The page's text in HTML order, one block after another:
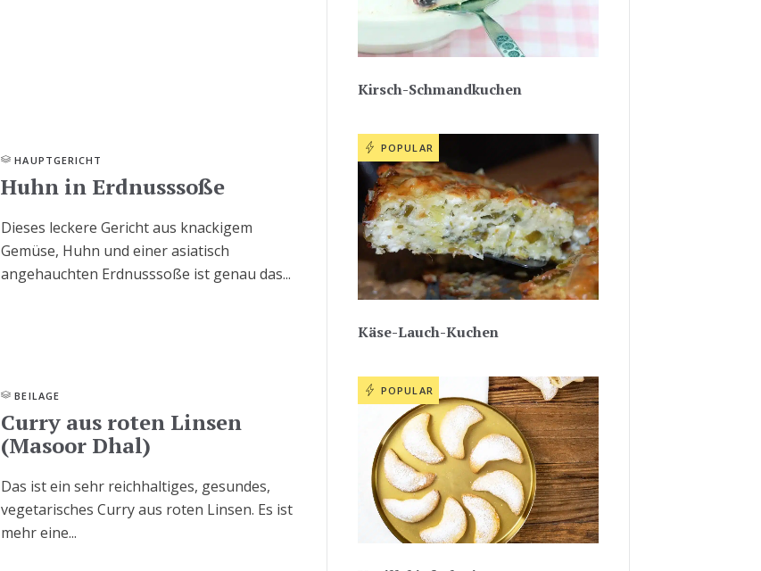
HAUPTGERICHT
Huhn in Erdnusssoße
Dieses leckere Gericht aus knackigem
Gemüse, Huhn und einer asiatisch
angehauchten Erdnusssoße ist genau das...
BEILAGE
Curry aus roten Linsen
(Masoor Dhal)
Das ist ein sehr reichhaltiges, gesundes,
vegetarisches Curry aus roten Linsen. Es ist
mehr eine...
Kirsch-Schmandkuchen
POPULAR
Käse-Lauch-Kuchen
POPULAR